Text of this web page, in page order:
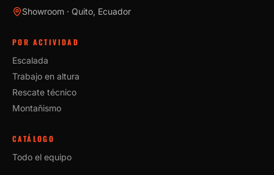
Showroom · Quito, Ecuador
POR ACTIVIDAD
Escalada
Trabajo en altura
Rescate técnico
Montañismo
CATÁLOGO
Todo el equipo